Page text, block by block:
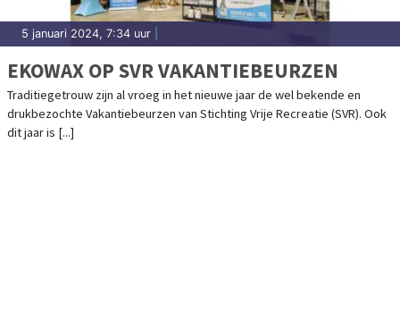
5 januari 2024, 7:34 uur
EKOWAX OP SVR VAKANTIEBEURZEN
Traditiegetrouw zijn al vroeg in het nieuwe jaar de wel bekende en
drukbezochte Vakantiebeurzen van Stichting Vrije Recreatie (SVR). Ook
dit jaar is [...]